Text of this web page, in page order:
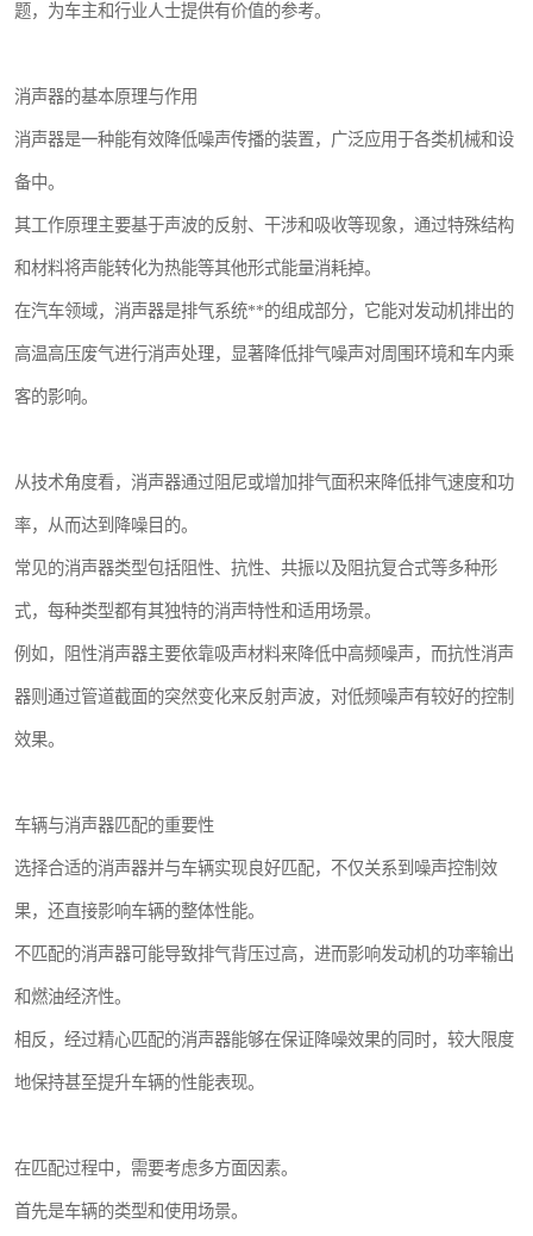
题，为车主和行业人士提供有价值的参考。
消声器的基本原理与作用
消声器是一种能有效降低噪声传播的装置，广泛应用于各类机械和设
备中。
其工作原理主要基于声波的反射、干涉和吸收等现象，通过特殊结构
和材料将声能转化为热能等其他形式能量消耗掉。
在汽车领域，消声器是排气系统**的组成部分，它能对发动机排出的
高温高压废气进行消声处理，显著降低排气噪声对周围环境和车内乘
客的影响。
从技术角度看，消声器通过阻尼或增加排气面积来降低排气速度和功
率，从而达到降噪目的。
常见的消声器类型包括阻性、抗性、共振以及阻抗复合式等多种形
式，每种类型都有其独特的消声特性和适用场景。
例如，阻性消声器主要依靠吸声材料来降低中高频噪声，而抗性消声
器则通过管道截面的突然变化来反射声波，对低频噪声有较好的控制
效果。
车辆与消声器匹配的重要性
选择合适的消声器并与车辆实现良好匹配，不仅关系到噪声控制效
果，还直接影响车辆的整体性能。
不匹配的消声器可能导致排气背压过高，进而影响发动机的功率输出
和燃油经济性。
相反，经过精心匹配的消声器能够在保证降噪效果的同时，较大限度
地保持甚至提升车辆的性能表现。
在匹配过程中，需要考虑多方面因素。
首先是车辆的类型和使用场景。